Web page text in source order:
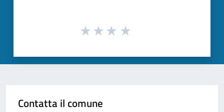
Contatta il comune